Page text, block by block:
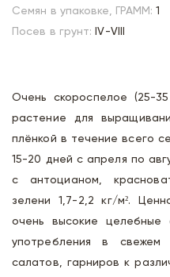
Семян в упаковке, ГРАММ: 1
Посев в грунт: IV-VIII
Очень скороспелое (25-
растение для
плёнкой в течение всего
15-20 дней с апреля по
с антоцианом,
зелени 1,7-2,2 кг/м².
очень высокие целебные
употребления в
салатов, гарниров к